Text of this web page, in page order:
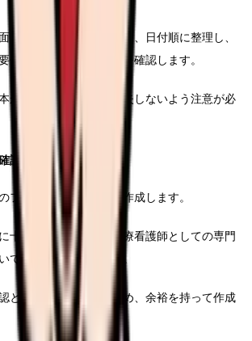
研修それぞれの証明書を、日付順に整理し、
件を満たしていることを確認します。
が必要となるため、紛失しないよう注意が必
認
フォーマットに従って作成します。
十分配慮しながら、診療看護師としての専門
て具体的に記載します。
と署名が必要となるため、余裕を持って作成